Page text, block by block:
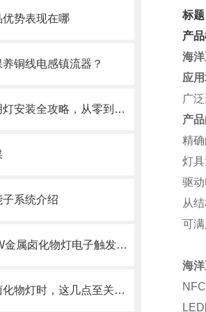
势表现在哪
铜线电感镇流器？
自带应急照明灯安装全攻略，从零到亮的五步安全指南
系统介绍
欧司朗1000W金属卤化物灯电子触发器应用范围分析
在使用金属卤化物灯时，这几点至关重要！
标
产
海
应
广
产
精
灯
驱
从
可
海